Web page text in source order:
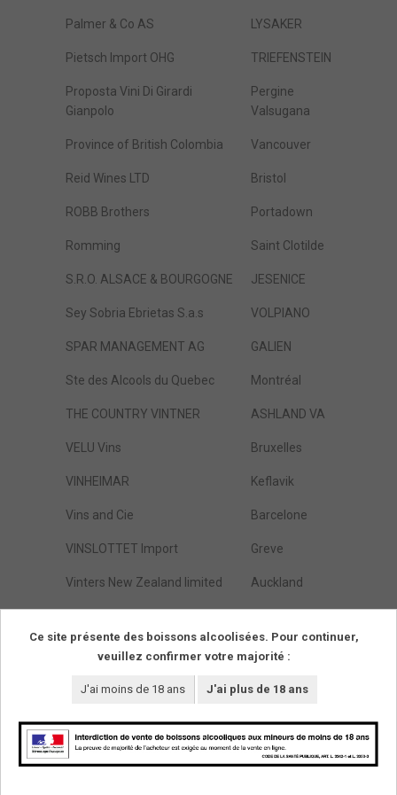
Palmer & Co AS LYSAKER
Pietsch Import OHG TRIEFENSTEIN
Proposta Vini Di Girardi
Gianpolo
Pergine
Valsugana
Province of British Colombia Vancouver
Reid Wines LTD Bristol
ROBB Brothers Portadown
Romming Saint Clotilde
S.R.O. ALSACE & BOURGOGNE JESENICE
Sey Sobria Ebrietas S.a.s VOLPIANO
SPAR MANAGEMENT AG GALIEN
Ste des Alcools du Quebec Montréal
THE COUNTRY VINTNER ASHLAND VA
VELU Vins Bruxelles
VINHEIMAR Keflavik
Vins and Cie Barcelone
VINSLOTTET Import Greve
Vinters New Zealand limited Auckland
46
SUIVEZ-NOUS !
Ce site présente des boissons alcoolisées. Pour continuer,
veuillez confirmer votre majorité :
J'ai moins de 18 ans J'ai plus de 18 ans